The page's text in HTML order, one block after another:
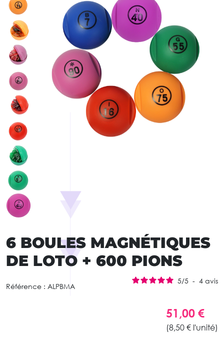
6 BOULES MAGNÉTIQUES
DE LOTO + 600 PIONS
Référence : ALPBMA
5/5 - 4 avis
51,00 €
(8,50 € l'unité)